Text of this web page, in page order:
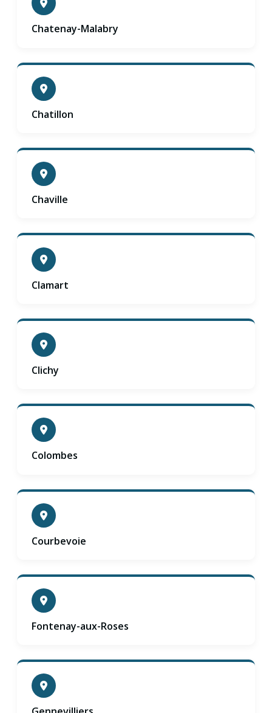
Chatenay-Malabry
Chatillon
Chaville
Clamart
Clichy
Colombes
Courbevoie
Fontenay-aux-Roses